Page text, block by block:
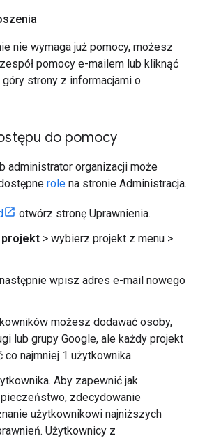
nie wymaga już pomocy, możesz
pomocy e-mailem lub kliknąć
strony z informacjami o
do pomocy
administrator organizacji może
role na stronie Administracja.
otwórz stronę Uprawnienia.
projekt > wybierz projekt z menu >
wpisz adres e-mail nowego
możesz dodawać osoby,
lub grupy Google, ale każdy projekt
co najmniej 1 użytkownika.
Aby zapewnić jak
zdecydowanie
użytkownikowi najniższych
Użytkownicy z